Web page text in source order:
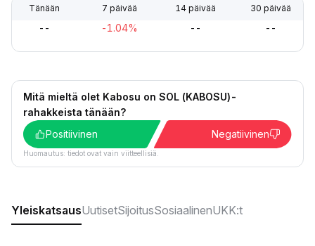
Tänään 7 päivää 14 päivää 30 päivää
-- -1.04% -- --
Mitä mieltä olet Kabosu on SOL (KABOSU)-
rahakkeista tänään?
Positiivinen
Negatiivinen
Huomautus: tiedot ovat vain viitteellisiä.
YleiskatsausUutisetSijoitusSosiaalinenUKK:t